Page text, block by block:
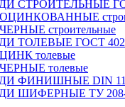
СТРОИТЕЛЬНЫЕ
ОЦИНКОВАННЫЕ
ЧЕРНЫЕ строительные
ТОЛЕВЫЕ ГОСТ
ЦИНК толевые
ЧЕРНЫЕ толевые
ФИНИШНЫЕ DIN
ШИФЕРНЫЕ ТУ 208-